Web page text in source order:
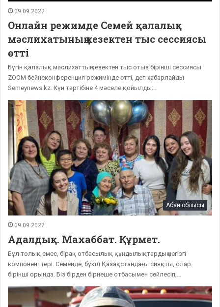
09.09.2022
Онлайн режимде Семей қалалық
мәслихатының кезектен тыс сессиясы
өтті
Бүгін қалалық мәслихаттың кезектен тыс отыз бірінші сессиясы
ZOOM бейнеконференция режимінде өтті, деп хабарлайды
Semeynews.kz. Күн тәртібіне 4 мәселе қойылды:…
Абай облысы
09.09.2022
Адалдық. Махаббат. Құрмет.
Бұл толық емес, бірақ отбасылық құндылықтардың негізгі
компоненттері. Семейде, бүкіл Қазақстандағы сияқты, олар
бірінші орында. Біз бірден бірнеше отбасымен сөйлесіп,…